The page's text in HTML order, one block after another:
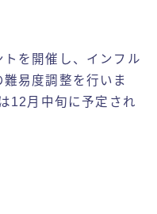
を開催し、インフル
易度調整を行いま
12月中旬に予定され